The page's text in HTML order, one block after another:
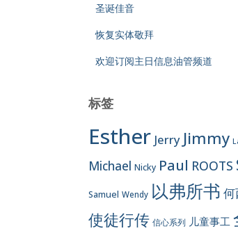
圣诞佳音
恢复实体敬拜
欢迎订阅主日信息油管频道
标签
Esther Jerry Jimmy
Michael Nicky Paul ROOTS
Samuel Wendy 以弗所书 何
使徒行传 信心系列 儿童事工